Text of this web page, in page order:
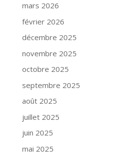
mars 2026
février 2026
décembre 2025
novembre 2025
octobre 2025
septembre 2025
août 2025
juillet 2025
juin 2025
mai 2025